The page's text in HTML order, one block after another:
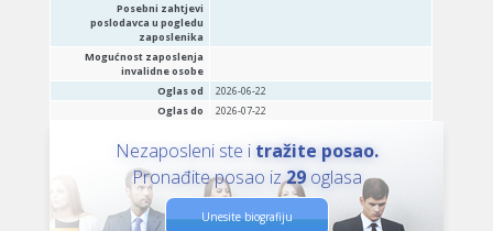
Posebni zahtjevi
poslodavca u pogledu
zaposlenika
Mogućnost zaposlenja
invalidne osobe
Oglas od
2026-06-22
Oglas do
2026-07-22
Nezaposleni ste i tražite posao.
Pronađite posao iz29oglasa
Unesite biografiju